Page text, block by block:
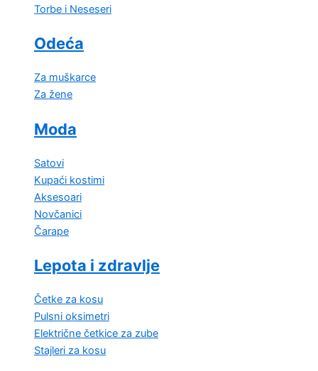
Torbe i Neseseri
Odeća
Za muškarce
Za žene
Moda
Satovi
Kupaći kostimi
Aksesoari
Novčanici
Čarape
Lepota i zdravlje
Četke za kosu
Pulsni oksimetri
Električne četkice za zube
Stajleri za kosu